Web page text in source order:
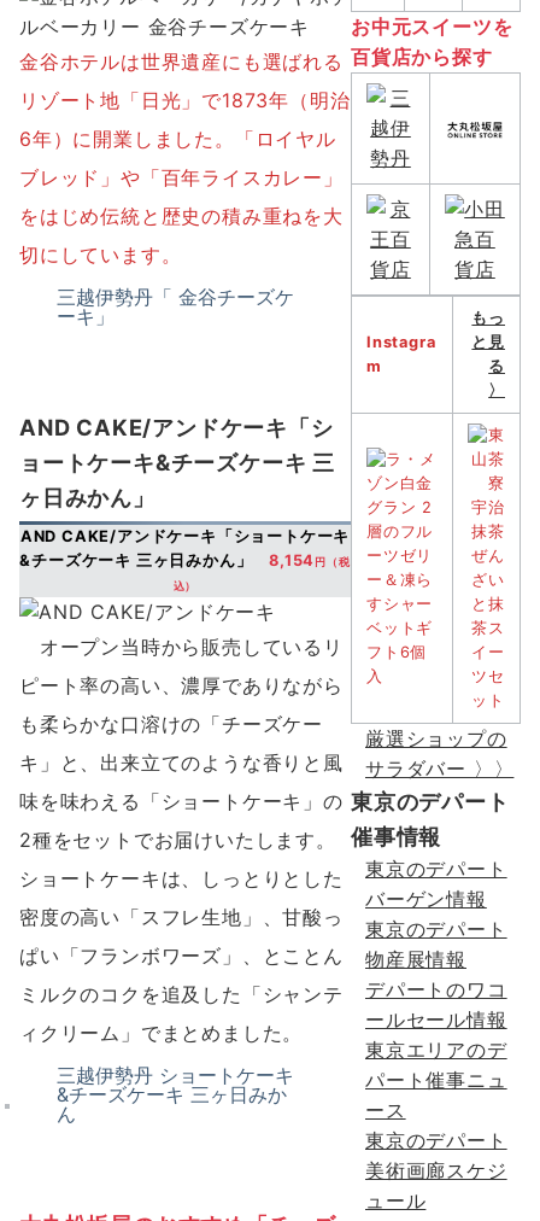
金谷ホテルは世界遺産にも選ばれる
リゾート地「日光」で1873年（明治
6年）に開業しました。「ロイヤル
ブレッド」や「百年ライスカレー」
をはじめ伝統と歴史の積み重ねを大
切にしています。
三越伊勢丹「 金谷チーズケ
ーキ」
AND CAKE/アンドケーキ 「シ
ョートケーキ&チーズケーキ 三
ヶ日みかん」
AND CAKE/アンドケーキ 「ショートケーキ
&チーズケーキ 三ヶ日みかん」
8,154 円（税
込）
オープン当時から販売しているリ
ピート率の高い、濃厚でありながら
も柔らかな口溶けの「チーズケー
キ」と、出来立てのような香りと風
味を味わえる「ショートケーキ」の
2種をセットでお届けいたします。
ショートケーキは、しっとりとした
密度の高い「スフレ生地」、甘酸っ
ぱい「フランボワーズ」、とことん
ミルクのコクを追及した「シャンテ
ィクリーム」でまとめました。
三越伊勢丹 ショートケーキ
&チーズケーキ 三ヶ日みか
ん
お中元スイーツを
百貨店から探す
Instagra
m
もっ
と見
る
〉
厳選ショップの
サラダバー 〉〉
東京のデパート
催事情報
東京のデパート
バーゲン情報
東京のデパート
物産展情報
デパートのワコ
ールセール情報
東京エリアのデ
パート催事ニュ
ース
東京のデパート
美術画廊スケジ
ュール